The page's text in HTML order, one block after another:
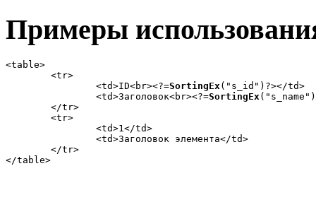
Примеры
<table>
		<td>ID<br><?=
SortingEx("s_id")?></td>
		<td>Заголовок<br><?=
SortingEx
</table>